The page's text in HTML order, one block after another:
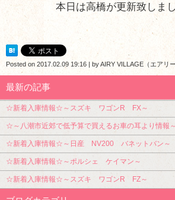
本日は高橋が更新致しま
Posted on 2017.02.09 19:16 | byAIRY VILLAGE（エアリ
最新の記事
☆新着入庫情報☆～スズキ ワゴンR FX～
☆～八潮市近郊で低予算で買えるお車の耳より情報
☆新着入庫情報☆～日産 NV200 バネットバン～
☆新着入庫情報☆～ポルシェ ケイマン～
☆新着入庫情報☆～スズキ ワゴンR FZ～